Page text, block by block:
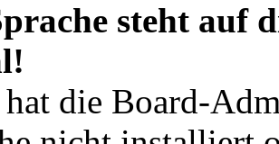
steht auf
die Board-